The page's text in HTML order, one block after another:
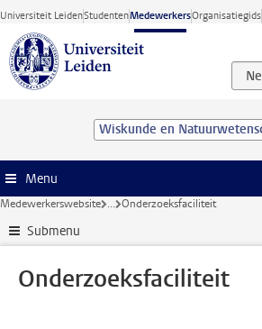
Ga direct naar de inhoud
Universiteit LeidenStudentenMedewerkersOrganisatiegids
Menu
Medewerkerswebsite ... Onderzoeksfaciliteit
Submenu
Onderzoeksfaciliteit